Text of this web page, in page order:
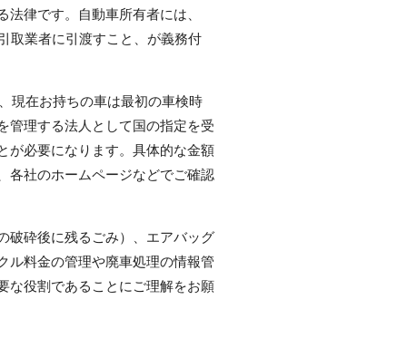
律です。自動車所有者には、
取業者に引渡すこと、が義務付
現在お持ちの車は最初の車検時
管理する法人として国の指定を受
が必要になります。具体的な金額
各社のホームページなどでご確認
破砕後に残るごみ）、エアバッグ
ル料金の管理や廃車処理の情報管
な役割であることにご理解をお願